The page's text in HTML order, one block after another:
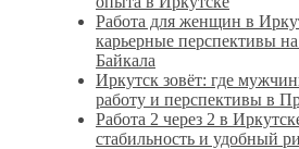
Работа для женщин в
карьерные перспективы на
Байкала
Иркутск зовёт: где
работу и перспективы в
Работа 2 через 2 в
стабильность и удобный